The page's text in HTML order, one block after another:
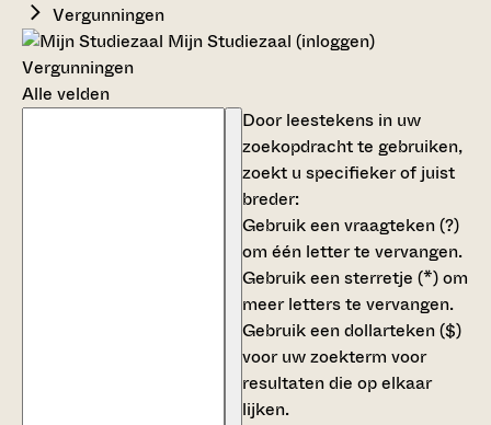
Vergunningen
Mijn Studiezaal (inloggen)
Vergunningen
Alle velden
Door leestekens in uw
zoekopdracht te gebruiken,
zoekt u specifieker of juist
breder:
Gebruik eenvraagteken (?)
om één letter te vervangen.
Gebruik eensterretje (*)om
meer letters te vervangen.
Gebruik eendollarteken ($)
voor uw zoekterm voor
resultaten die op elkaar
lijken.